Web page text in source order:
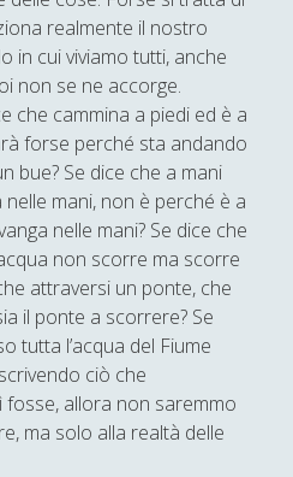
realmente il nostro
in cui viviamo tutti, anche
non se ne accorge.
che cammina a piedi ed è a
forse perché sta andando
bue? Se dice che a mani
mani, non è perché è a
nelle mani? Se dice che
non scorre ma scorre
attraversi un ponte, che
il ponte a scorrere? Se
tutta l’acqua del Fiume
ciò che
fosse, allora non saremmo
ma solo alla realtà delle